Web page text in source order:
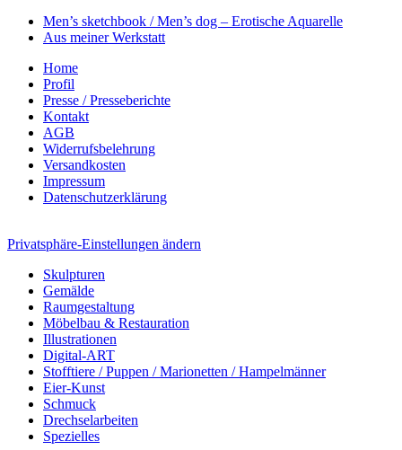
Men’s sketchbook / Men’s dog – Erotische Aquarelle
Aus meiner Werkstatt
Home
Profil
Presse / Presseberichte
Kontakt
AGB
Widerrufsbelehrung
Versandkosten
Impressum
Datenschutzerklärung
Privatsphäre-Einstellungen ändern
Skulpturen
Gemälde
Raumgestaltung
Möbelbau & Restauration
Illustrationen
Digital-ART
Stofftiere / Puppen / Marionetten / Hampelmänner
Eier-Kunst
Schmuck
Drechselarbeiten
Spezielles